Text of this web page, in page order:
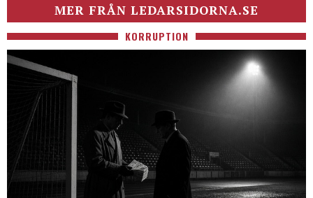
MER FRÅN LEDARSIDORNA.SE
KORRUPTION